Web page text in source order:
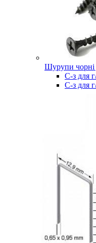
Шурупи чорні
С-з для
С-з для